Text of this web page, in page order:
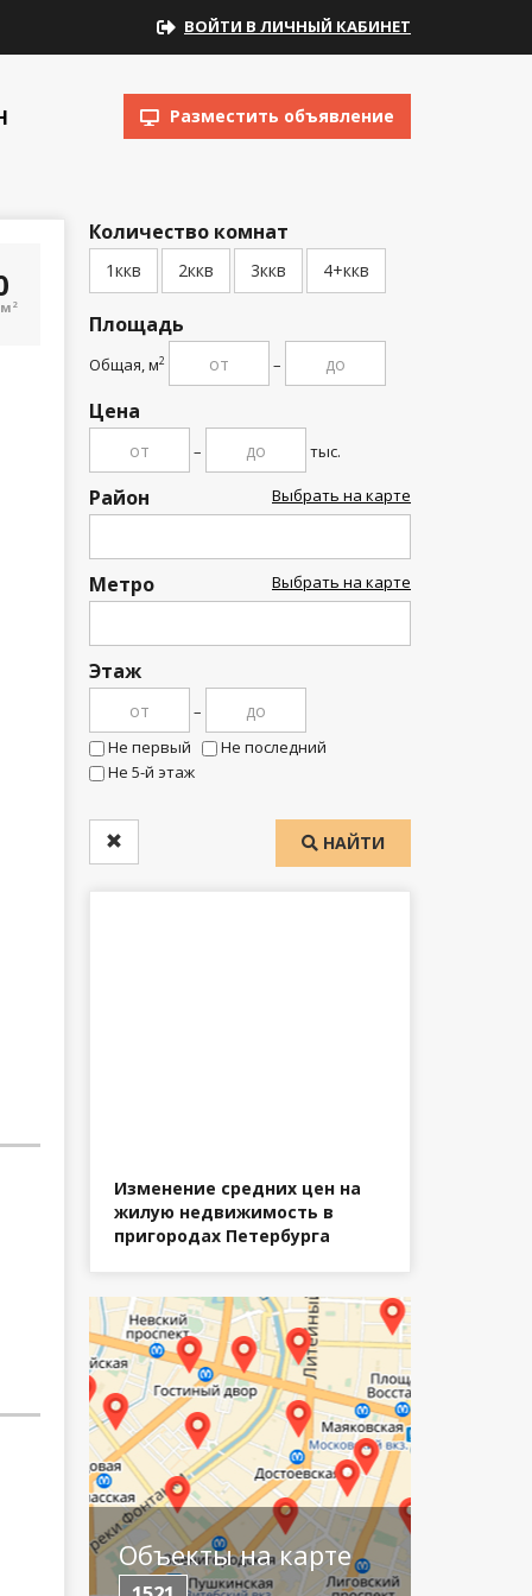
ВОЙТИ В ЛИЧНЫЙ КАБИНЕТ
Разместить объявление
Количество комнат
1ккв 2ккв 3ккв 4+ккв
Площадь
Общая, м2 –
Цена
– тыс.
Район Выбрать на карте
Метро Выбрать на карте
Этаж
–
Не первый
Не последний
Не 5-й этаж
НАЙТИ
Изменение средних цен на
жилую недвижимость в
пригородах Петербурга
Объекты на карте
м 2